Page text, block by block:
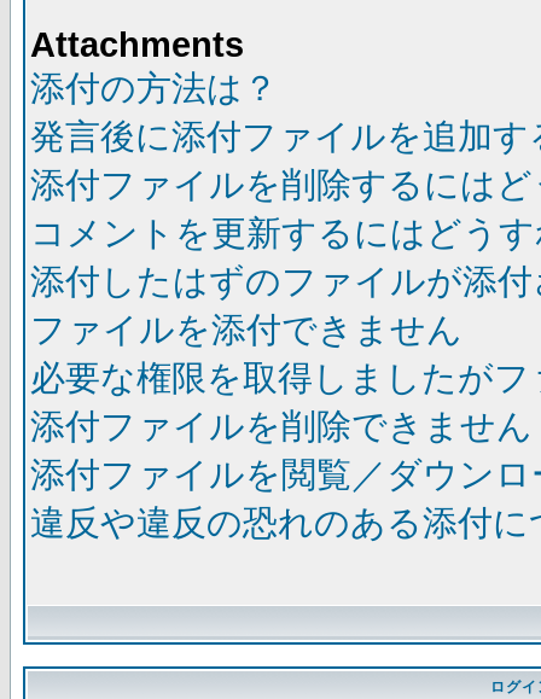
Attachments
添付の方法は？
発言後に添付ファイルを追加
添付ファイルを削除するには
コメントを更新するにはどう
添付したはずのファイルが添
ファイルを添付できません
必要な権限を取得しましたが
添付ファイルを削除できません
添付ファイルを閲覧／ダウン
違反や違反の恐れのある添付
ログ